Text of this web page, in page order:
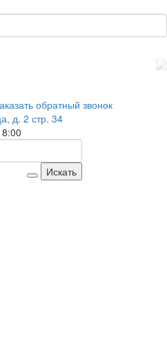
обратный звонок
д. 2 стр. 34
Искать